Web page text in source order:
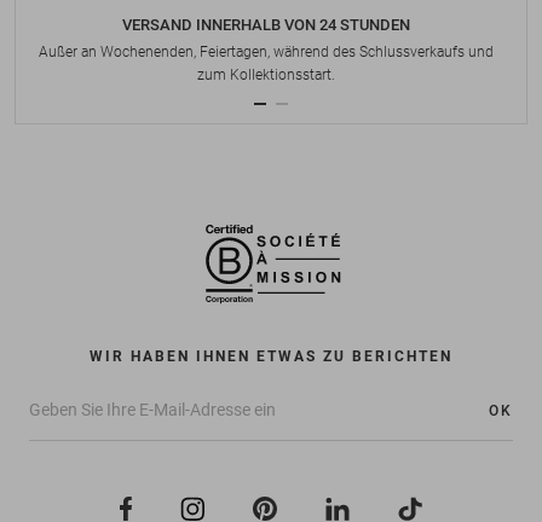
VERSAND INNERHALB VON 24 STUNDEN
Außer an Wochenenden, Feiertagen, während des Schlussverkaufs und
zum Kollektionsstart.
WIR HABEN IHNEN ETWAS ZU BERICHTEN
OK